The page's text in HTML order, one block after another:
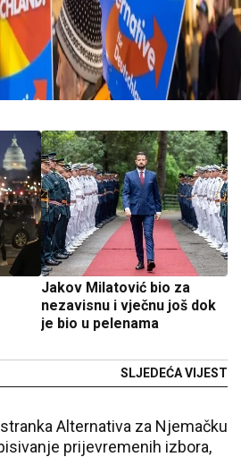
Jakov Milatović bio za
nezavisnu i vječnu još dok
je bio u pelenama
SLJEDEĆA VIJEST
Alternativa za Njemačku
prijevremenih izbora,